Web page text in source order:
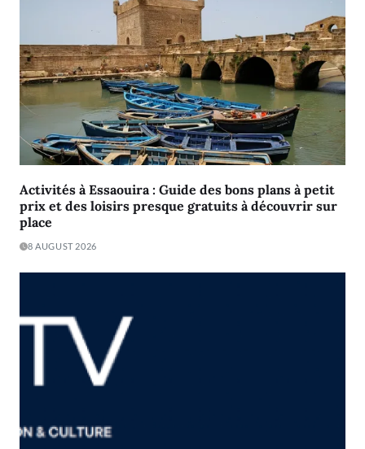
Activités à Essaouira : Guide des bons plans à petit
prix et des loisirs presque gratuits à découvrir sur
place
8 AUGUST 2026